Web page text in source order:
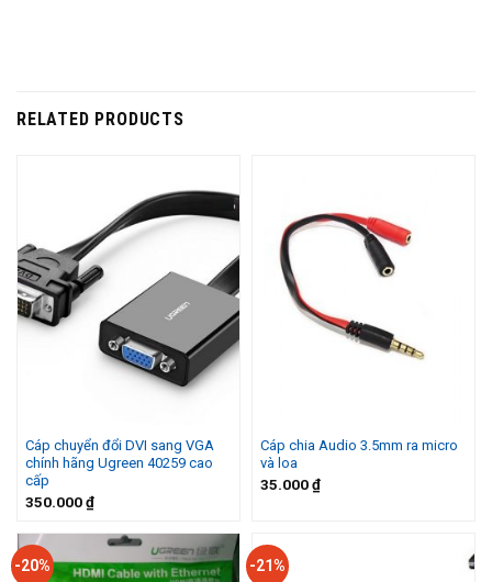
RELATED PRODUCTS
Cáp chuyển đổi DVI sang VGA
chính hãng Ugreen 40259 cao
cấp
350.000₫
Cáp chia Audio 3.5mm ra micro
và loa
35.000₫
-20% -21%